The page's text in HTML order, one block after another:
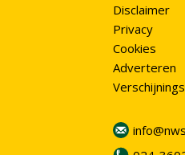
Disclaimer
Privacy
Cookies
Adverteren